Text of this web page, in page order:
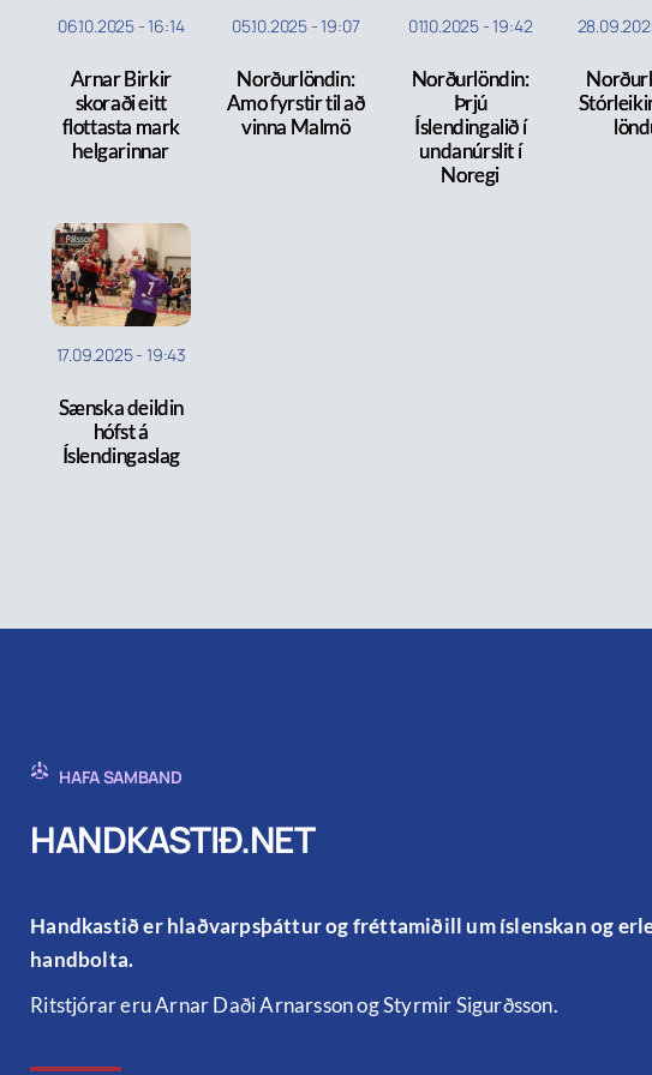
06.10.2025 -16:14
Arnar Birkir
skoraði eitt
flottasta mark
helgarinnar
05.10.2025 -19:07
Norðurlöndin:
Amo fyrstir til að
vinna Malmö
01.10.2025 -19:42
Norðurlöndin:
Þrjú
Íslendingalið í
undanúrslit í
Noregi
17.09.2025- 19:43
Sænska deildin
hófst á
Íslendingaslag
HAFA SAMBAND
HANDKASTIÐ.NET
Handkastið er hlaðvarpsþáttur og fréttamiðill um íslenskan og
handbolta.
Ritstjórar eru Arnar Daði Arnarsson og Styrmir Sigurðsson.